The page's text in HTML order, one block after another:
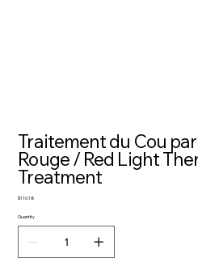
Traitement du Cou
Rouge / Red Light
Treatment
Price
$110.18
Quantity